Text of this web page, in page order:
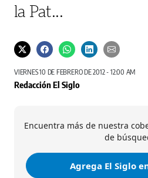
la Pat...
VIERNES 10 DE FEBRERO DE 2012 - 12:00 AM
Redacción El Siglo
Encuentra más de nuestra
de
Agrega El Siglo